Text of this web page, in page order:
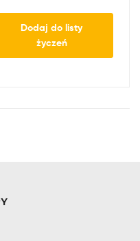
Dodaj do listy
życzeń